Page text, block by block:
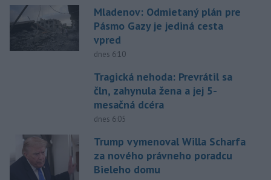
Mladenov: Odmietaný plán pre
Pásmo Gazy je jediná cesta
vpred
dnes 6:10
Tragická nehoda: Prevrátil sa
čln, zahynula žena a jej 5-
mesačná dcéra
dnes 6:05
Trump vymenoval Willa Scharfa
za nového právneho poradcu
Bieleho domu